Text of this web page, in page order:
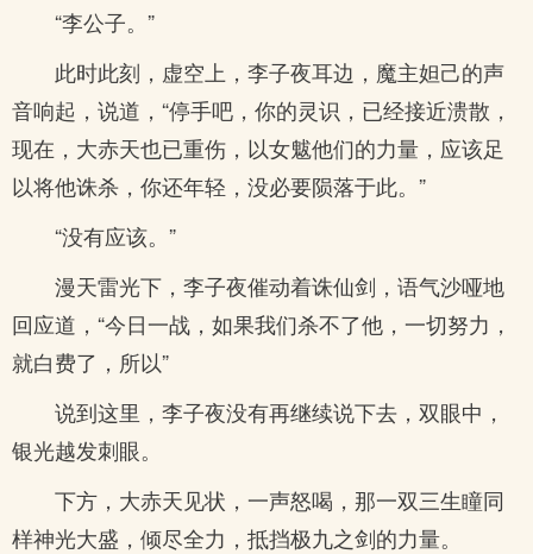
“李公子。”
此时此刻，虚空上，李子夜耳边，魔主妲己的声
音响起，说道，“停手吧，你的灵识，已经接近溃散，
现在，大赤天也已重伤，以女魃他们的力量，应该足
以将他诛杀，你还年轻，没必要陨落于此。”
“没有应该。”
漫天雷光下，李子夜催动着诛仙剑，语气沙哑地
回应道，“今日一战，如果我们杀不了他，一切努力，
就白费了，所以”
说到这里，李子夜没有再继续说下去，双眼中，
银光越发刺眼。
下方，大赤天见状，一声怒喝，那一双三生瞳同
样神光大盛，倾尽全力，抵挡极九之剑的力量。